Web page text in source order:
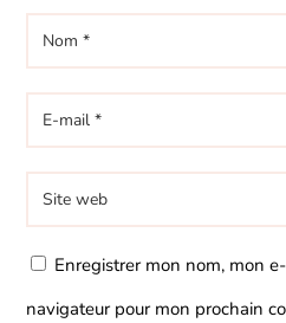
Enregistrer mon nom, mon
navigateur pour mon prochain